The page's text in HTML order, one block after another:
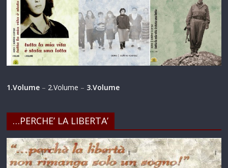
1.Volume – 2.Volume – 3.Volume
…PERCHE’ LA LIBERTA’